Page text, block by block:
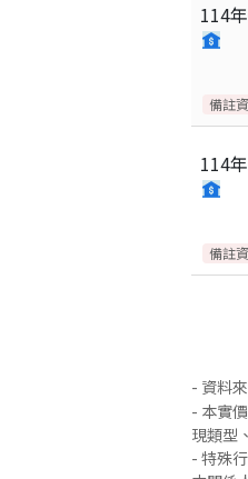
114年
備註
114年
備註
- 資料來
- 本實
現類型
- 特殊